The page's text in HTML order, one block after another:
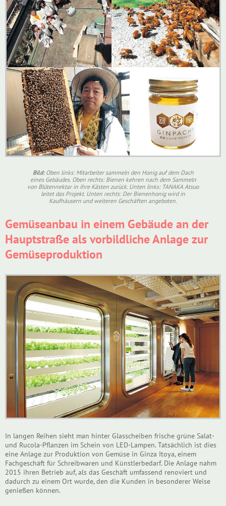
Bild:Oben links: Mitarbeiter sammeln den Honig auf dem Dach
eines Gebäudes. Oben rechts: Bienen kehren nach dem Sammeln
von Blütennektar in ihre Kästen zurück. Unten links: TANAKA Atsuo
leitet das Projekt. Unten rechts: Der Bienenhonig wird in
Kaufhäusern und weiteren Geschäften angeboten.
Gemüseanbau in einem Gebäude an der
Hauptstraße als vorbildliche Anlage zur
Gemüseproduktion
In langen Reihen sieht man hinter Glasscheiben frische grüne Salat-
und Rucola-Pflanzen im Schein von LED-Lampen. Tatsächlich ist dies
eine Anlage zur Produktion von Gemüse in Ginza Itoya, einem
Fachgeschäft für Schreibwaren und Künstlerbedarf. Die Anlage nahm
2015 ihren Betrieb auf, als das Geschäft umfassend renoviert und
dadurch zu einem Ort wurde, den die Kunden in besonderer Weise
genießen können.